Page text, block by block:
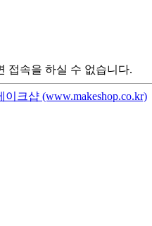
접속을 하실 수 없습니다.
이크샵 (www.makeshop.co.kr)